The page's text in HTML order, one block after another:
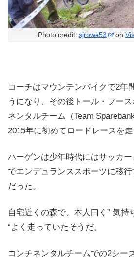
Photo credit: sjrowe53 on
コーチはマウンテンバイクで2年
うになり、その後トール・フー
ネンタルチーム（Team
2015年に初めてロードレースを走
ハーゲンは少年時代にはサッカ
でエンデュランススポーツに移
だった。
自宅近くの森で、本人曰く” 気持
“よく走っていたそうだ。
コンチネンタルチームでの2シー